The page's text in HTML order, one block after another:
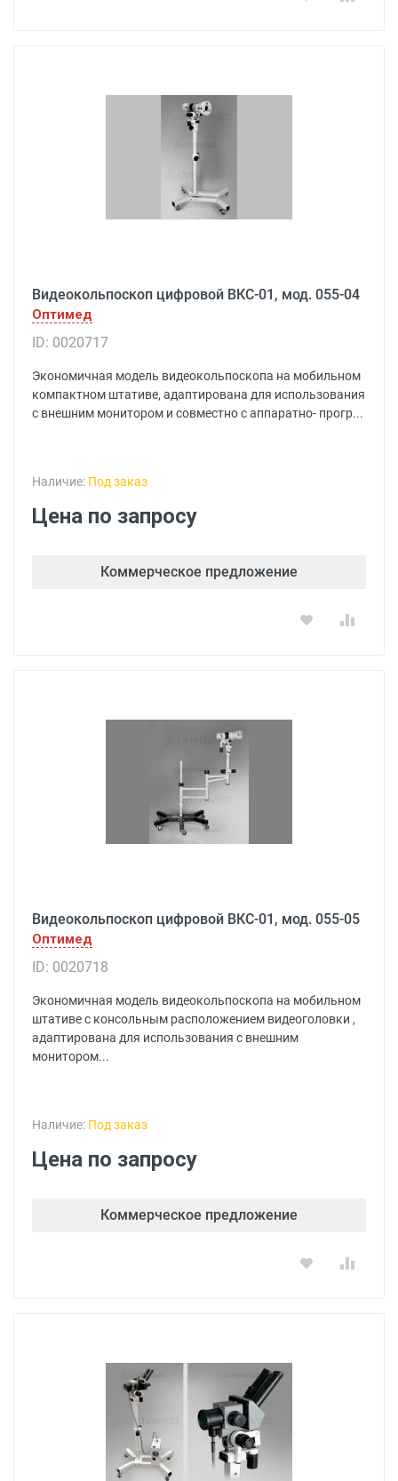
Видеокольпоскоп цифровой ВКС-01, мод. 055-04
Оптимед
ID: 0020717
Экономичная модель видеокольпоскопа на мобильном
компактном штативе, адаптирована для использования
с внешним монитором и совместно с аппаратно- прогр...
Наличие: Под заказ
Цена по запросу
Коммерческое предложение
Видеокольпоскоп цифровой ВКС-01, мод. 055-05
Оптимед
ID: 0020718
Экономичная модель видеокольпоскопа на мобильном
штативе с консольным расположением видеоголовки ,
адаптирована для использования с внешним
монитором...
Наличие: Под заказ
Цена по запросу
Коммерческое предложение